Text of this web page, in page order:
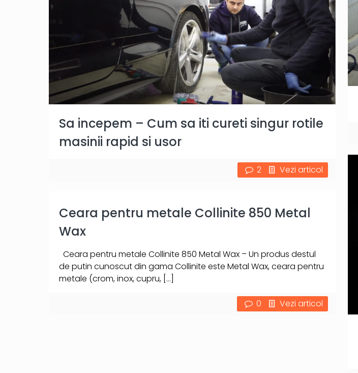
Sa incepem – Cum sa iti cureti singur rotile
masinii rapid si usor
2 Vezi articol
Ceara pentru metale Collinite 850 Metal
Wax
Ceara pentru metale Collinite 850 Metal Wax – Un produs destul
de putin cunoscut din gama Collinite este Metal Wax, ceara pentru
metale (crom, inox, cupru,[…]
0 Vezi articol